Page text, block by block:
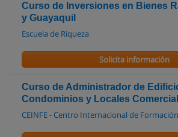
Curso de Inversiones en Bienes
y Guayaquil
Escuela de Riqueza
Solicita información
Curso de Administrador de
Condominios y Locales
CEINFE - Centro Internacional de